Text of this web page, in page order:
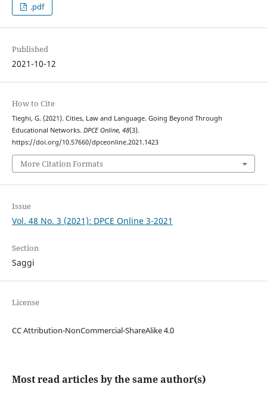
.pdf
Published
2021-10-12
How to Cite
Tieghi, G. (2021). Cities, Law and Language. Going Beyond Through
Educational Networks. DPCE Online, 48(3).
https://doi.org/10.57660/dpceonline.2021.1423
More Citation Formats
Issue
Vol. 48 No. 3 (2021): DPCE Online 3-2021
Section
Saggi
License
CC Attribution-NonCommercial-ShareAlike 4.0
Most read articles by the same author(s)